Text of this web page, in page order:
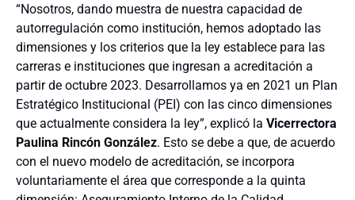
“Nosotros, dando muestra de nuestra capacidad de
autorregulación como institución, hemos adoptado las
dimensiones y los criterios que la ley establece para las
carreras e instituciones que ingresan a acreditación a
partir de octubre 2023. Desarrollamos ya en 2021 un Plan
Estratégico Institucional (PEI) con las cinco dimensiones
que actualmente considera la ley”, explicó la Vicerrectora
Paulina Rincón González. Esto se debe a que, de acuerdo
con el nuevo modelo de acreditación, se incorpora
voluntariamente el área que corresponde a la quinta